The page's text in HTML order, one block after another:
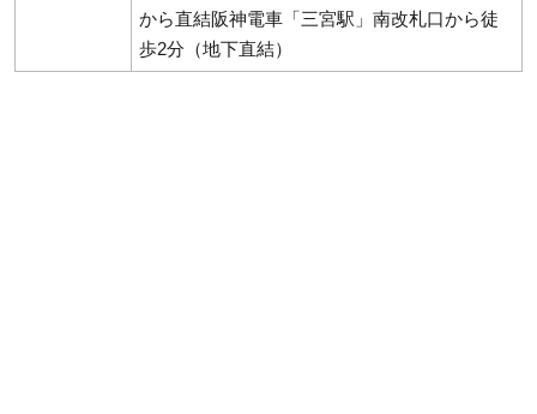
から直結阪神電車「三宮駅」南改札口から徒
歩2分（地下直結）